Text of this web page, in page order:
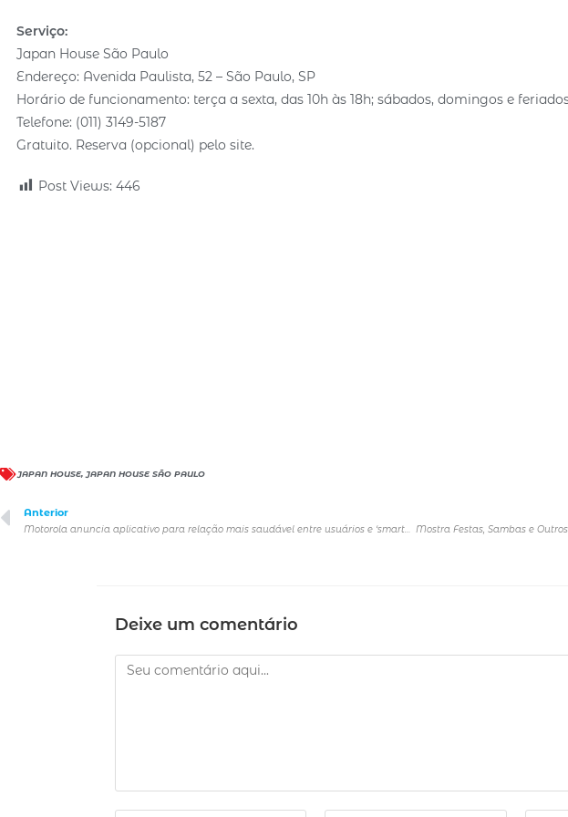
Serviço:
Japan House São Paulo
Endereço: Avenida Paulista, 52 – São Paulo, SP
Horário de funcionamento: terça a sexta, das 10h às 18h; sábados, domingos e
Telefone: (011) 3149-5187
Gratuito. Reserva (opcional) pelo site.
Post Views: 446
JAPAN HOUSE, JAPAN HOUSE SÃO PAULO
Anterior
Deixe um comentário